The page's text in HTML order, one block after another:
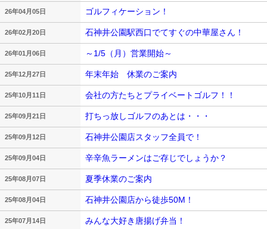
26年04月05日 ゴルフィケーション！
26年02月20日 石神井公園駅西口でてすぐの中華屋さん！
26年01月06日 ～1/5（月）営業開始～
25年12月27日 年末年始 休業のご案内
25年10月11日 会社の方たちとプライベートゴルフ！！
25年09月21日 打ちっ放しゴルフのあとは・・・
25年09月12日 石神井公園店スタッフ全員で！
25年09月04日 辛辛魚ラーメンはご存じでしょうか？
25年08月07日 夏季休業のご案内
25年08月04日 石神井公園店から徒歩50M！
25年07月14日 みんな大好き唐揚げ弁当！